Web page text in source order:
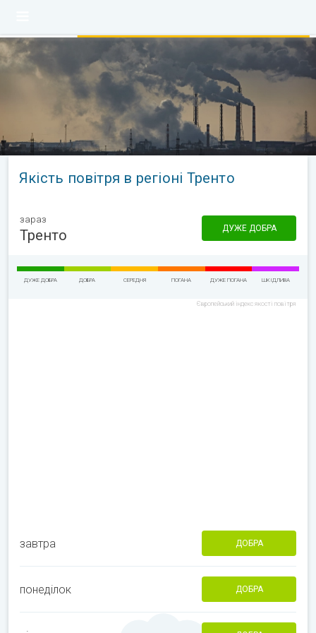
Якість повітря в регіоні Тренто
зараз
Тренто ДУЖЕ ДОБРА
ДУЖЕ ДОБРА ДОБРА СЕРЕДНЯ ПОГАНА ДУЖЕ ПОГАНА ШКІДЛИВА
Європейський індекс якості повітря
завтра ДОБРА
понеділок ДОБРА